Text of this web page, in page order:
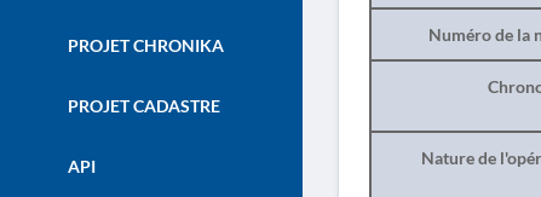
PROJET CHRONIKA
PROJET CADASTRE
API
Numéro de la
Nature de